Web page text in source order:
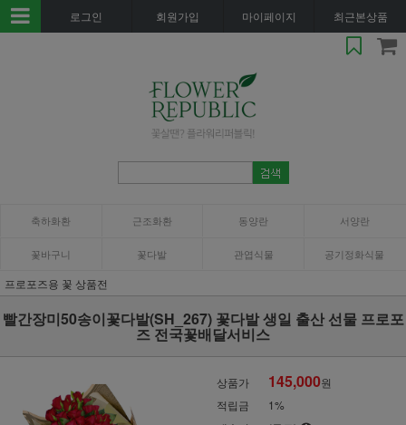
로그인 회원가입 마이페이지 최근본상품
축하화환 근조화환 동양란 서양란
꽃바구니 꽃다발 관엽식물 공기정화식물
프로포즈용 꽃 상품전
빨간장미50송이꽃다발(SH_267) 꽃다발 생일 출산 선물 프로포
즈 전국꽃배달서비스
상품가 145,000원
적립금
1%